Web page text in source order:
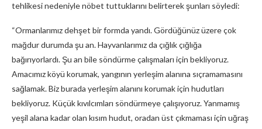
tehlikesi nedeniyle nöbet tuttuklarını belirterek şunları söyledi:
“Ormanlarımız dehşet bir formda yandı. Gördüğünüz üzere çok
mağdur durumda şu an. Hayvanlarımız da çığlık çığlığa
bağırıyorlardı. Şu an bile söndürme çalışmaları için bekliyoruz.
Amacımız köyü korumak, yangının yerleşim alanına sıçramamasını
sağlamak. Biz burada yerleşim alanını korumak için hudutları
bekliyoruz. Küçük kıvılcımları söndürmeye çalışıyoruz. Yanmamış
yeşil alana kadar olan kısım hudut, oradan üst çıkmaması için uğraş